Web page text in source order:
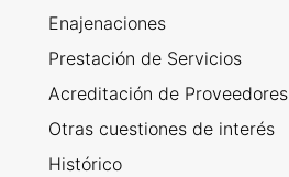
Enajenaciones
Prestación de Servicios
Acreditación de Proveedores
Otras cuestiones de interés
Histórico